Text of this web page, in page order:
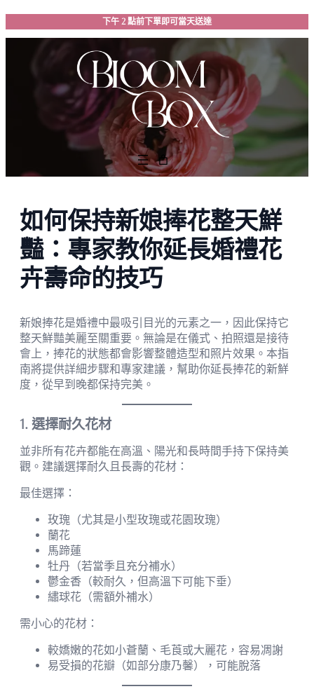
跳
至
下午 2 點前下單即可當天送達
如何保持新娘捧花整天鮮
豔：專家教你延長婚禮花
卉壽命的技巧
新娘捧花是婚禮中最吸引目光的元素之一，因此保持它
整天鮮豔美麗至關重要。無論是在儀式、拍照還是接待
會上，捧花的狀態都會影響整體造型和照片效果。本指
南將提供詳細步驟和專家建議，幫助你延長捧花的新鮮
度，從早到晚都保持完美。
1. 選擇耐久花材
並非所有花卉都能在高溫、陽光和長時間手持下保持美
觀。建議選擇耐久且長壽的花材：
最佳選擇：
玫瑰（尤其是小型玫瑰或花園玫瑰）
蘭花
馬蹄蓮
牡丹（若當季且充分補水）
鬱金香（較耐久，但高溫下可能下垂）
繡球花（需額外補水）
需小心的花材：
較嬌嫩的花如小蒼蘭、毛莨或大麗花，容易凋謝
易受損的花瓣（如部分康乃馨），可能脫落